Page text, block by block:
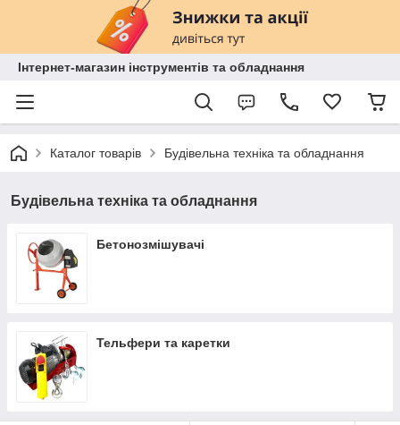
Інтернет-магазин інструментів та обладнання
Каталог товарів Будівельна техніка та обладнання
Будівельна техніка та обладнання
Бетонозмішувачі
Тельфери та каретки